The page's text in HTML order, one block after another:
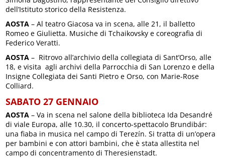
dell’Istituto storico della Resistenza.
AOSTA – Al teatro Giacosa va in scena, alle 21, il balletto
Romeo e Giulietta. Musiche di Tchaikovsky e coreografia di
Federico Veratti.
AOSTA – Ritrovo all’archivio della collegiata di Sant’Orso, alle
18, e visita agli archivi della Parrocchia di San Lorenzo e della
Insigne Collegiata dei Santi Pietro e Orso, con Marie-Rose
Colliard.
SABATO 27 GENNAIO
AOSTA – Va in scena nel salone della biblioteca Ida Desandré
di viale Europa, alle 10.30, il concerto-spettacolo Brundibár:
una fiaba in musica nel campo di Terezín. Si tratta di un’opera
per bambini e con attori bambini, che è stata allestita nel
campo di concentramento di Theresienstadt.